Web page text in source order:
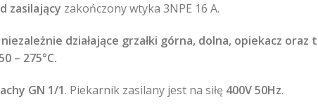
zasilający zakończony wtyka 3NPE 16 A.
działające grzałki górna, dolna, opiekacz oraz
– 275°C.
GN 1/1. Piekarnik zasilany jest na siłę 400V 50Hz.